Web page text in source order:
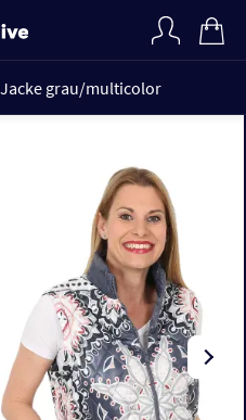
Jacke grau/multicolor